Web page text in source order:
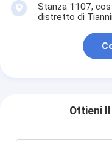
Stanza 1107,
distretto di
Ottieni